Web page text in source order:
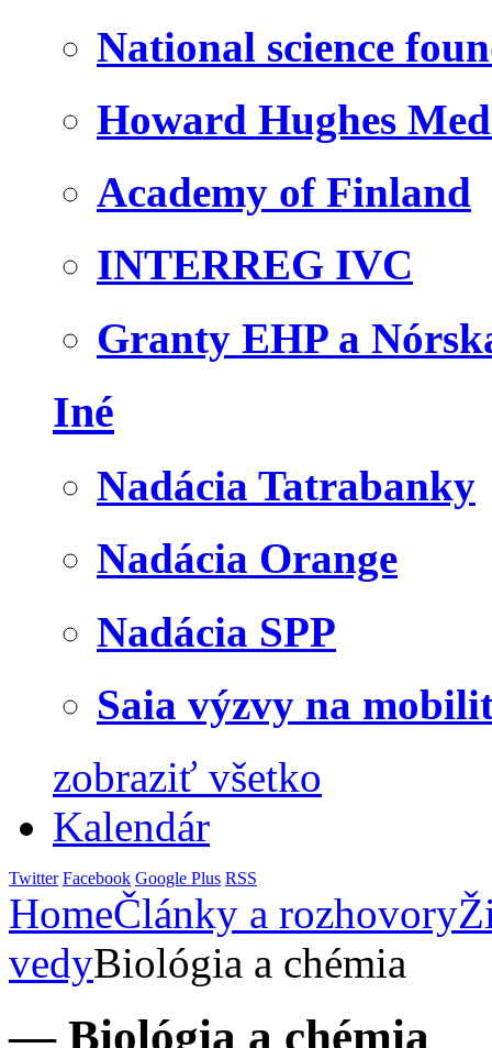
National science
Howard Hughes
Academy of Finland
INTERREG IVC
Granty EHP a
Iné
Nadácia Tatrabanky
Nadácia Orange
Nadácia SPP
Saia výzvy na
zobraziť všetko
Kalendár
Twitter Facebook Google Plus RSS
HomeČlánky a rozhovory
vedyBiológia a chémia
— Biológia a chémia